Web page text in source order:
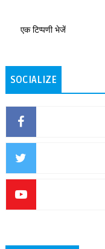
एक टिप्पणी भेजें
SOCIALIZE